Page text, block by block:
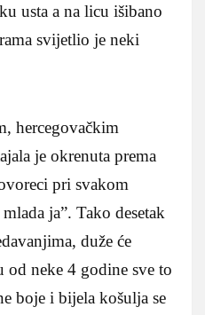
usta a na licu išibano
svijetlio je neki
hercegovačkim
je okrenuta prema
pri svakom
ja”. Tako desetak
duže će
neke 4 godine sve to
boje i bijela košulja se